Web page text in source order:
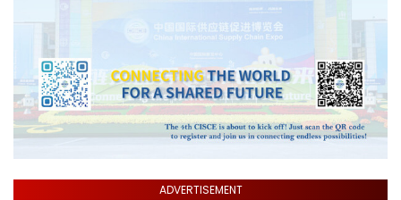
ADVERTISEMENT